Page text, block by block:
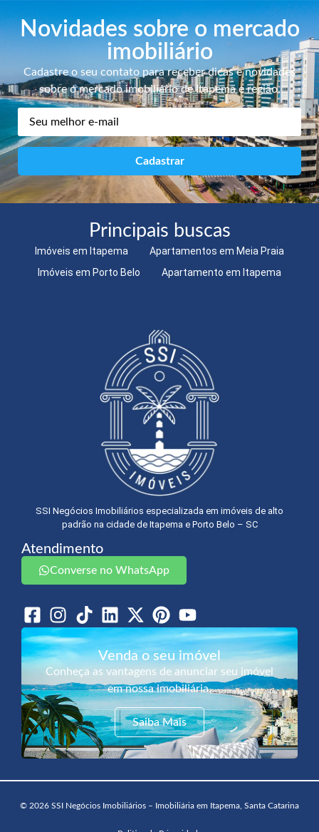
Novidades sobre o mercado
imobiliário
Cadastre o seu contato para receber dicas e novidades
sobre o mercado imobiliário de Itapema e região.
Principais buscas
Imóveis em Itapema
Apartamentos em Meia Praia
Imóveis em Porto Belo
Apartamento em Itapema
SSI Negócios Imobiliários especializada em imóveis de alto
padrão na cidade de Itapema e Porto Belo – SC
Atendimento
Converse no WhatsApp
Venda o seu imóvel
Conheça as vantagens de anunciar seu imóvel
em nossa imobiliária.
Saiba Mais
© 2026 SSI Negócios Imobiliários – Imobiliária em Itapema, Santa Catarina